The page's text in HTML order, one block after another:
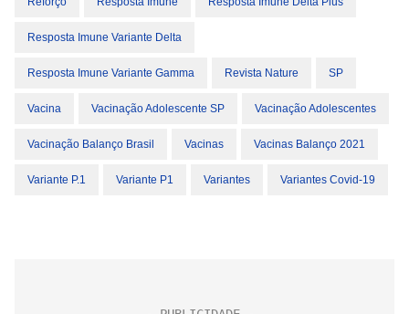
Resposta Imune Variante Delta
Resposta Imune Variante Gamma Revista Nature SP
Vacina Vacinação Adolescente SP Vacinação Adolescentes
Vacinação Balanço Brasil Vacinas Vacinas Balanço 2021
Variante P.1 Variante P1 Variantes Variantes Covid-19